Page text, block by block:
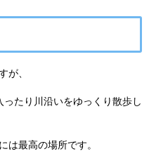
が、
たり川沿いをゆっくり散歩し
は最高の場所です。